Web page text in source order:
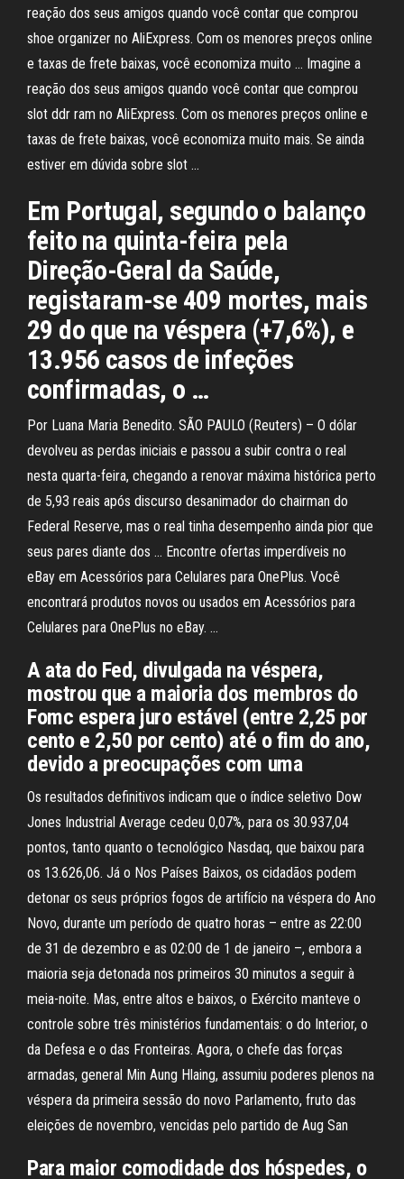
reação dos seus amigos quando você contar que comprou
shoe organizer no AliExpress. Com os menores preços online
e taxas de frete baixas, você economiza muito … Imagine a
reação dos seus amigos quando você contar que comprou
slot ddr ram no AliExpress. Com os menores preços online e
taxas de frete baixas, você economiza muito mais. Se ainda
estiver em dúvida sobre slot …
Em Portugal, segundo o balanço
feito na quinta-feira pela
Direção-Geral da Saúde,
registaram-se 409 mortes, mais
29 do que na véspera (+7,6%), e
13.956 casos de infeções
confirmadas, o …
Por Luana Maria Benedito. SÃO PAULO (Reuters) – O dólar
devolveu as perdas iniciais e passou a subir contra o real
nesta quarta-feira, chegando a renovar máxima histórica perto
de 5,93 reais após discurso desanimador do chairman do
Federal Reserve, mas o real tinha desempenho ainda pior que
seus pares diante dos … Encontre ofertas imperdíveis no
eBay em Acessórios para Celulares para OnePlus. Você
encontrará produtos novos ou usados em Acessórios para
Celulares para OnePlus no eBay. …
A ata do Fed, divulgada na véspera,
mostrou que a maioria dos membros do
Fomc espera juro estável (entre 2,25 por
cento e 2,50 por cento) até o fim do ano,
devido a preocupações com uma
Os resultados definitivos indicam que o índice seletivo Dow
Jones Industrial Average cedeu 0,07%, para os 30.937,04
pontos, tanto quanto o tecnológico Nasdaq, que baixou para
os 13.626,06. Já o Nos Países Baixos, os cidadãos podem
detonar os seus próprios fogos de artifício na véspera do Ano
Novo, durante um período de quatro horas – entre as 22:00
de 31 de dezembro e as 02:00 de 1 de janeiro –, embora a
maioria seja detonada nos primeiros 30 minutos a seguir à
meia-noite. Mas, entre altos e baixos, o Exército manteve o
controle sobre três ministérios fundamentais: o do Interior, o
da Defesa e o das Fronteiras. Agora, o chefe das forças
armadas, general Min Aung Hlaing, assumiu poderes plenos na
véspera da primeira sessão do novo Parlamento, fruto das
eleições de novembro, vencidas pelo partido de Aug San
Para maior comodidade dos hóspedes, o